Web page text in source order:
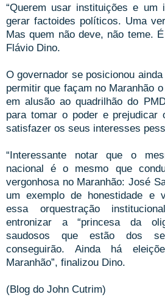
“Querem usar instituições e um
gerar factoides políticos. Uma
Mas quem não deve, não teme.
Flávio Dino.
O governador se posicionou
permitir que façam no Maranhão
em alusão ao quadrilhão do
para tomar o poder e prejudicar
satisfazer os seus interesses
“Interessante notar que o
nacional é o mesmo que
vergonhosa no Maranhão: José
um exemplo de honestidade e
essa orquestração
entronizar a “princesa da
saudosos que estão dos
conseguirão. Ainda há
Maranhão”, finalizou Dino.
(Blog do John Cutrim)